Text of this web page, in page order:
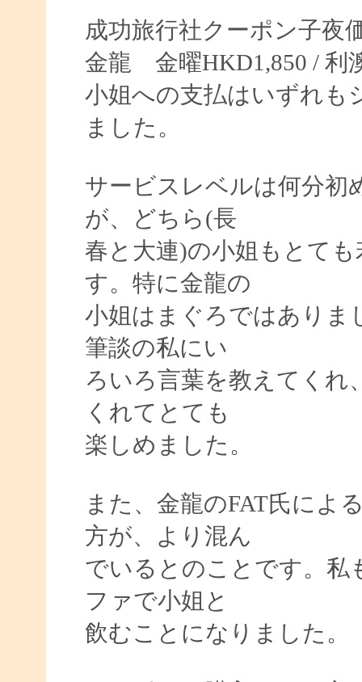
成功旅行社クーポン子夜
金龍 金曜HKD1,850 / 利
小姐への支払はいずれも
ました。
サービスレベルは何分初
が、どちら(長
春と大連)の小姐もとて
す。特に金龍の
小姐はまぐろではありま
筆談の私にい
ろいろ言葉を教えてくれ
くれてとても
楽しめました。
また、金龍のFAT氏によ
方が、より混ん
でいるとのことです。私
ファで小姐と
飲むことになりました。